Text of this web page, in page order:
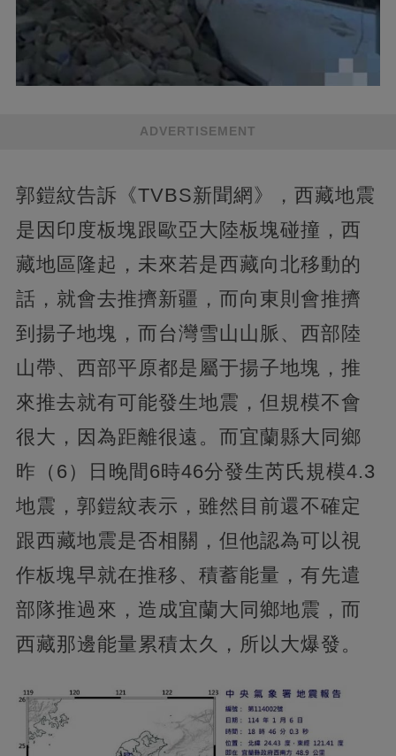
ADVERTISEMENT
郭鎧紋告訴《TVBS新聞網》，西藏地震
是因印度板塊跟歐亞大陸板塊碰撞，西
藏地區隆起，未來若是西藏向北移動的
話，就會去推擠新疆，而向東則會推擠
到揚子地塊，而台灣雪山山脈、西部陸
山帶、西部平原都是屬于揚子地塊，推
來推去就有可能發生地震，但規模不會
很大，因為距離很遠。而宜蘭縣大同鄉
昨（6）日晚間6時46分發生芮氏規模4.3
地震，郭鎧紋表示，雖然目前還不確定
跟西藏地震是否相關，但他認為可以視
作板塊早就在推移、積蓄能量，有先遣
部隊推過來，造成宜蘭大同鄉地震，而
西藏那邊能量累積太久，所以大爆發。